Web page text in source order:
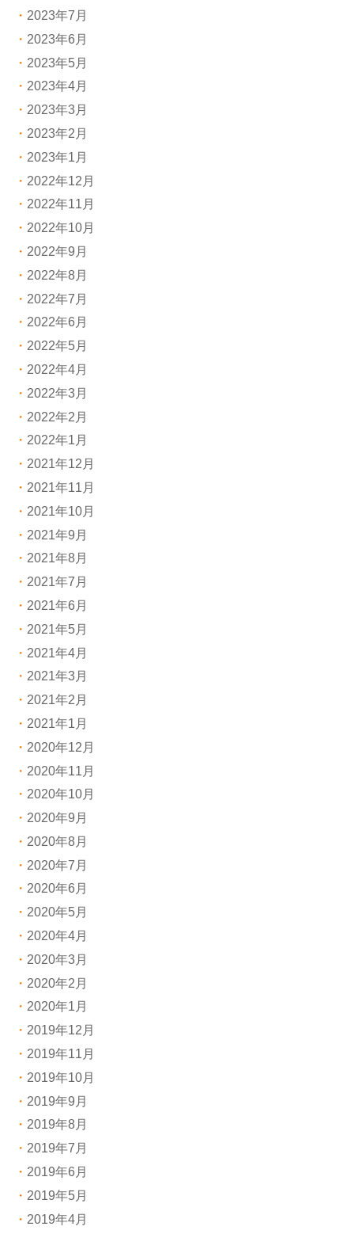
2023年7月
2023年6月
2023年5月
2023年4月
2023年3月
2023年2月
2023年1月
2022年12月
2022年11月
2022年10月
2022年9月
2022年8月
2022年7月
2022年6月
2022年5月
2022年4月
2022年3月
2022年2月
2022年1月
2021年12月
2021年11月
2021年10月
2021年9月
2021年8月
2021年7月
2021年6月
2021年5月
2021年4月
2021年3月
2021年2月
2021年1月
2020年12月
2020年11月
2020年10月
2020年9月
2020年8月
2020年7月
2020年6月
2020年5月
2020年4月
2020年3月
2020年2月
2020年1月
2019年12月
2019年11月
2019年10月
2019年9月
2019年8月
2019年7月
2019年6月
2019年5月
2019年4月